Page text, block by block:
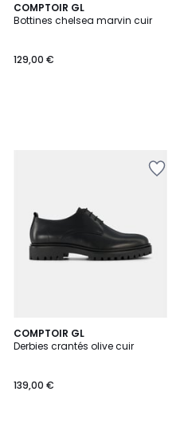
COMPTOIR GL
Bottines chelsea marvin cuir
129,00 €
COMPTOIR GL
Derbies crantés olive cuir
139,00 €
2
Couleurs